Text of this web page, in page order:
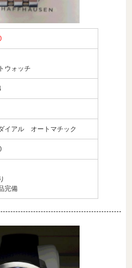
ウォッチ
イアル オートマチック
完備